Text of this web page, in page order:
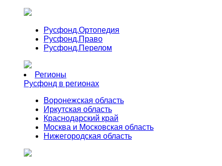
Русфонд.Ортопедия
Русфонд.Право
Русфонд.Перелом
Регионы
Русфонд в регионах
Воронежская область
Иркутская область
Краснодарский край
Москва и Московская область
Нижегородская область